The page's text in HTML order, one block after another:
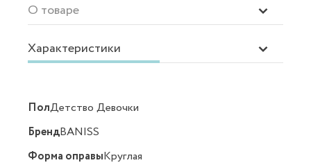
О товаре
Характеристики
ПолДетство Девочки
БрендBANISS
Форма оправыКруглая